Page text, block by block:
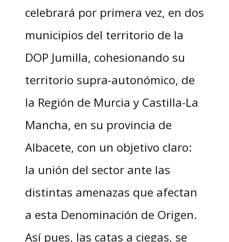
celebrará por primera vez, en dos
municipios del territorio de la
DOP Jumilla, cohesionando su
territorio supra-autonómico, de
la Región de Murcia y Castilla-La
Mancha, en su provincia de
Albacete, con un objetivo claro:
la unión del sector ante las
distintas amenazas que afectan
a esta Denominación de Origen.
Así pues, las catas a ciegas, se